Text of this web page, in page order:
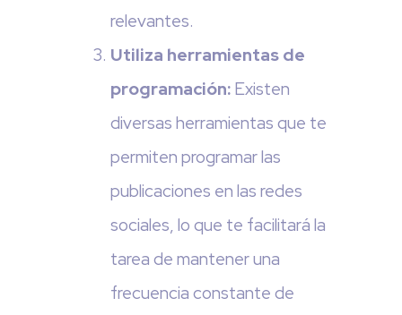
relevantes.
Utiliza herramientas de
programación:Existen
diversas herramientas que te
permiten programar las
publicaciones en las redes
sociales, lo que te facilitará la
tarea de mantener una
frecuencia constante de